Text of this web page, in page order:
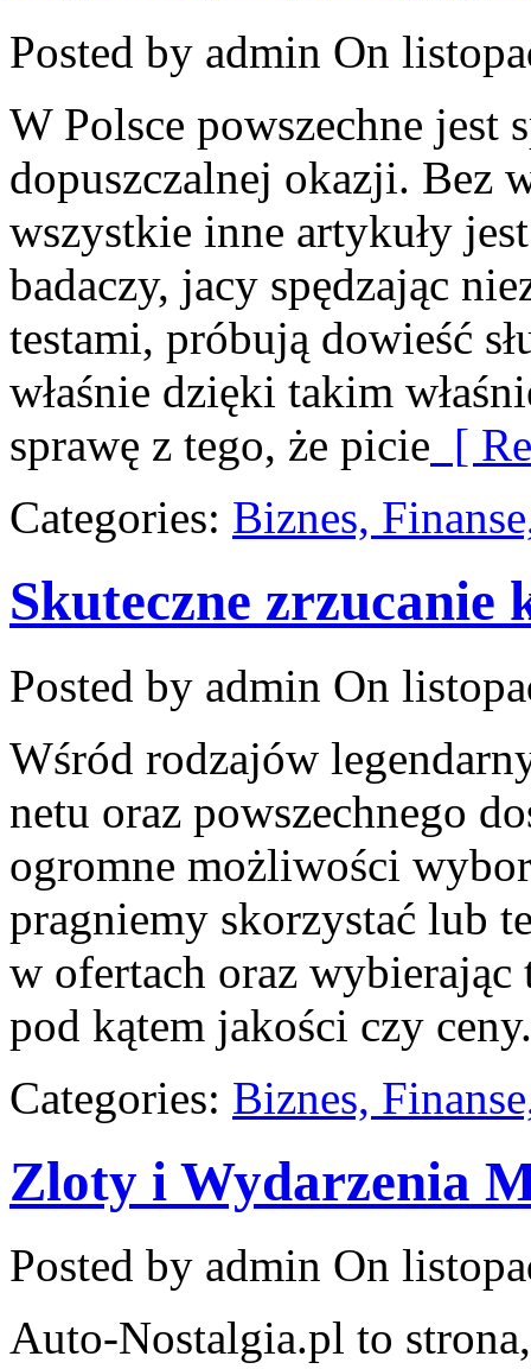
Posted by admin On
W Polsce powszechne
dopuszczalnej okazji. Bez
wszystkie inne artykuły
badaczy, jacy spędzając
testami, próbują dowieść
właśnie dzięki takim
sprawę z tego, że picie [
Categories: Biznes,
Skuteczne zrzucanie
Posted by admin On
Wśród rodzajów
netu oraz powszechnego
ogromne możliwości
pragniemy skorzystać lub
w ofertach oraz
pod kątem jakości czy
Categories: Biznes,
Zloty i Wydarzenia
Posted by admin On
Auto-Nostalgia.pl to